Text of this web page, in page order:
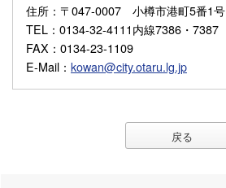
住所 ：〒047-0007 小樽市港町5番1号
TEL ：0134-32-4111内線7386・7387
FAX ：0134-23-1109
E-Mail ： kowan@city.otaru.lg.jp
戻る